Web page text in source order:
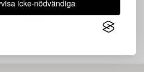
icke-nödvändiga
gav ingen träff just nu.